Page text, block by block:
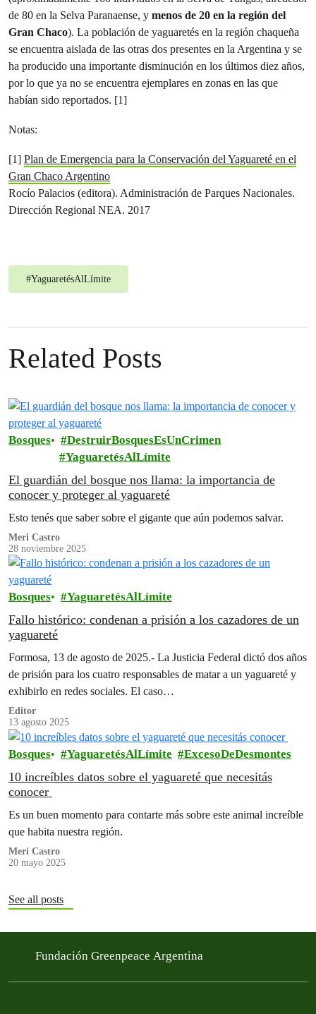
de 80 en la Selva Paranaense, y menos de 20 en la región del
Gran Chaco). La población de yaguaretés en la región chaqueña
se encuentra aislada de las otras dos presentes en la Argentina y se
ha producido una importante disminución en los últimos diez años,
por lo que ya no se encuentra ejemplares en zonas en las que
habían sido reportados. [1]
Notas:
[1] Plan de Emergencia para la Conservación del Yaguareté en el
Gran Chaco Argentino
Rocío Palacios (editora). Administración de Parques Nacionales.
Dirección Regional NEA. 2017
#YaguaretésAlLímite
Related Posts
Bosques
DestruirBosquesEsUnCrimen
YaguaretésAlLímite
El guardián del bosque nos llama: la importancia de
conocer y proteger al yaguareté
Esto tenés que saber sobre el gigante que aún podemos salvar.
Meri Castro
28 noviembre 2025
Bosques YaguaretésAlLímite
Fallo histórico: condenan a prisión a los cazadores de un
yaguareté
Formosa, 13 de agosto de 2025.- La Justicia Federal dictó dos años
de prisión para los cuatro responsables de matar a un yaguareté y
exhibirlo en redes sociales. El caso…
Editor
13 agosto 2025
Bosques YaguaretésAlLímite ExcesoDeDesmontes
10 increíbles datos sobre el yaguareté que necesitás
conocer
Es un buen momento para contarte más sobre este animal increíble
que habita nuestra región.
Meri Castro
20 mayo 2025
See all posts
Fundación Greenpeace Argentina